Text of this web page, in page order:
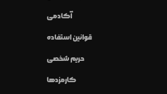
آکادمی
قوانین استفاده
حریم شخصی
کارمزدها